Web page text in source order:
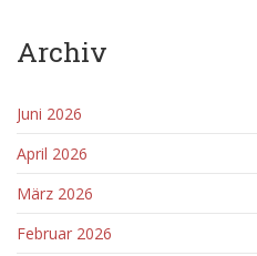
Archiv
Juni 2026
April 2026
März 2026
Februar 2026